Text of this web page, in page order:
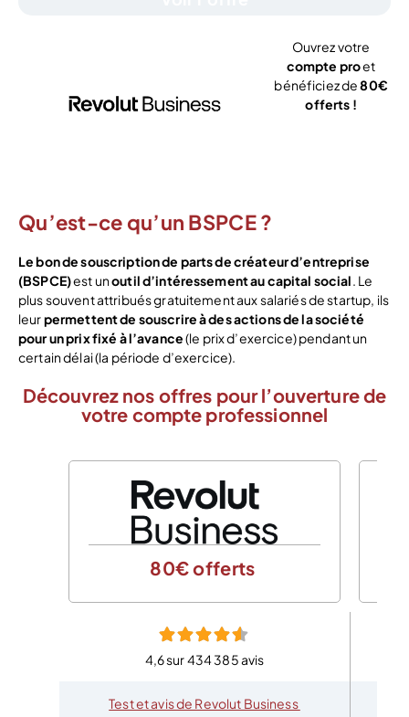
Ouvrez votre
compte proet
bénéficiez de80€
offerts !
Qu’est-ce qu’un BSPCE ?
Le bon de souscription de parts de créateur d’entreprise
(BSPCE)est unoutil d’intéressement au capital social . Le
plus souvent attribués gratuitement aux salariés de startup, ils
leurpermettent de souscrire à des actions de la société
pour un prix fixé à l’avance(le prix d’exercice) pendant un
certain délai (la période d’exercice).
Découvrez nos offres pour l’ouverture de
votre compte professionnel
80€ offerts
4,6 sur 434 385 avis
Test et avis de Revolut Business